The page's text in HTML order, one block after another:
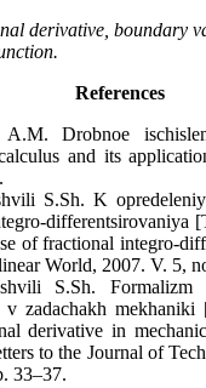
derivative, boundary
References
A.M. Drobnoe
and its
S.Sh. K
differentsirovaniya
of fractional integro-
World, 2007. V. 5,
S.Sh. Formalizm
zadachakh mekhaniki
derivative in
to the Journal of
33–37.